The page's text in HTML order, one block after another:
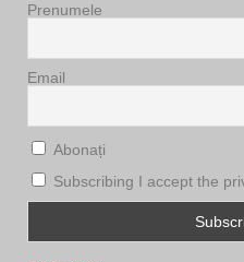
Prenumele
Email
Abonați
Subscribing I accept the